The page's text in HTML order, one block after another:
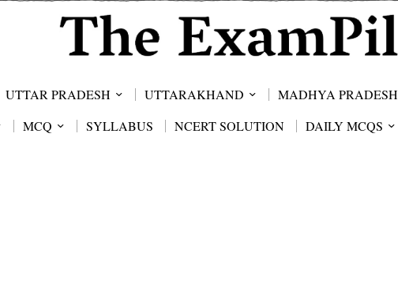
UTTAR PRADESH UTTARAKHAND MADHYA PRADESH
MCQ SYLLABUS NCERT SOLUTION DAILY MCQS